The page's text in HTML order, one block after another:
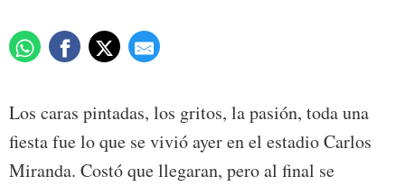
Los caras pintadas, los gritos, la pasión, toda una
fiesta fue lo que se vivió ayer en el estadio Carlos
Miranda. Costó que llegaran, pero al final se